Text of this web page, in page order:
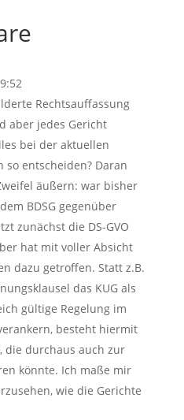
Rechtsauffassung
aber jedes Gericht
bei der aktuellen
so entscheiden? Daran
äußern: war bisher
BDSG gegenüber
zunächst die DS-GVO
hat mit voller Absicht
dazu getroffen. Statt z.B.
das KUG als
gültige Regelung im
besteht hiermit
die durchaus auch zur
könnte. Ich maße mir
wie die Gerichte